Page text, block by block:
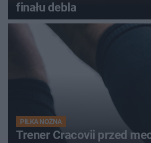
finału debla
PIŁKA NOŻNA
Trener Cracovii przed